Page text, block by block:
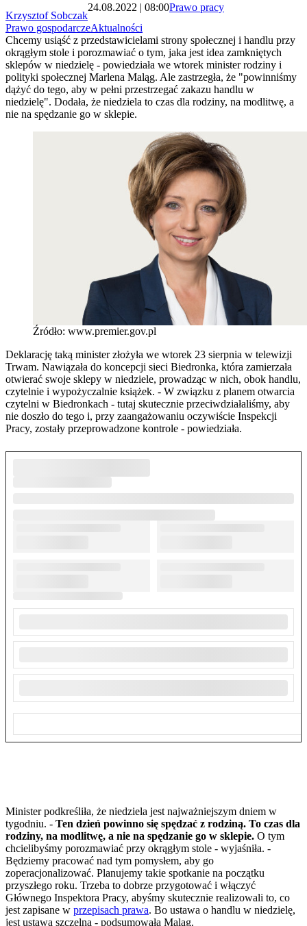
Krzysztof Sobczak
24.08.2022 | 08:00Prawo pracy
Prawo gospodarczeAktualności
Chcemy usiąść z przedstawicielami strony społecznej i handlu przy
okrągłym stole i porozmawiać o tym, jaka jest idea zamkniętych
sklepów w niedzielę - powiedziała we wtorek minister rodziny i
polityki społecznej Marlena Maląg. Ale zastrzegła, że "powinniśmy
dążyć do tego, aby w pełni przestrzegać zakazu handlu w
niedzielę". Dodała, że niedziela to czas dla rodziny, na modlitwę, a
nie na spędzanie go w sklepie.
Źródło: www.premier.gov.pl
Deklarację taką minister złożyła we wtorek 23 sierpnia w telewizji
Trwam. Nawiązała do koncepcji sieci Biedronka, która zamierzała
otwierać swoje sklepy w niedziele, prowadząc w nich, obok handlu,
czytelnie i wypożyczalnie książek. - W związku z planem otwarcia
czytelni w Biedronkach - tutaj skutecznie przeciwdziałaliśmy, aby
nie doszło do tego i, przy zaangażowaniu oczywiście Inspekcji
Pracy, zostały przeprowadzone kontrole - powiedziała.
Minister podkreśliła, że niedziela jest najważniejszym dniem w
tygodniu. - Ten dzień powinno się spędzać z rodziną. To czas dla
rodziny, na modlitwę, a nie na spędzanie go w sklepie. O tym
chcielibyśmy porozmawiać przy okrągłym stole - wyjaśniła. -
Będziemy pracować nad tym pomysłem, aby go
zoperacjonalizować. Planujemy takie spotkanie na początku
przyszłego roku. Trzeba to dobrze przygotować i włączyć
Głównego Inspektora Pracy, abyśmy skutecznie realizowali to, co
jest zapisane w przepisach prawa. Bo ustawa o handlu w niedzielę,
jest ustawą szczelną - podsumowała Maląg.